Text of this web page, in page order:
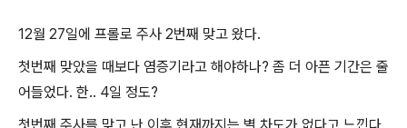
12월 27일에 프롤로 주사 2번째 맞고 왔다.
첫번째 맞았을 때보다 염증기라고 해야하나? 좀 더 아픈 기간은 줄
어들었다. 한.. 4일 정도?